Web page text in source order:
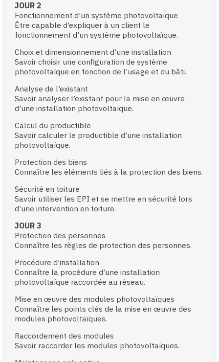
JOUR 2
Fonctionnement d’un système photovoltaïque
Être capable d’expliquer à un client le
fonctionnement d’un système photovoltaïque.
Choix et dimensionnement d’une installation
Savoir choisir une configuration de système
photovoltaïque en fonction de l’usage et du bâti.
Analyse de l’existant
Savoir analyser l’existant pour la mise en œuvre
d’une installation photovoltaïque.
Calcul du productible
Savoir calculer le productible d’une installation
photovoltaïque.
Protection des biens
Connaître les éléments liés à la protection des biens.
Sécurité en toiture
Savoir utiliser les EPI et se mettre en sécurité lors
d’une intervention en toiture.
JOUR 3
Protection des personnes
Connaître les règles de protection des personnes.
Procédure d’installation
Connaître la procédure d’une installation
photovoltaïque raccordée au réseau.
Mise en œuvre des modules photovoltaïques
Connaître les points clés de la mise en œuvre des
modules photovoltaïques.
Raccordement des modules
Savoir raccorder les modules photovoltaïques.